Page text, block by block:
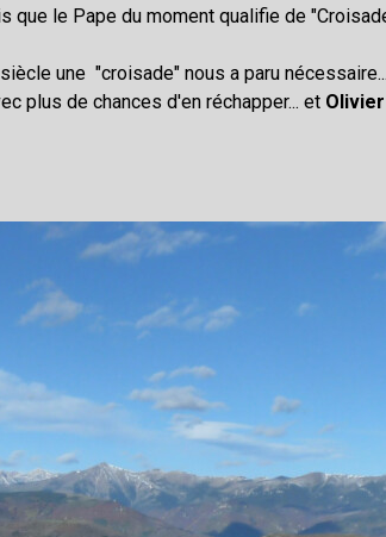
que le Pape du moment qualifie de
une "croisade" nous a paru
plus de chances d'en réchapper... et